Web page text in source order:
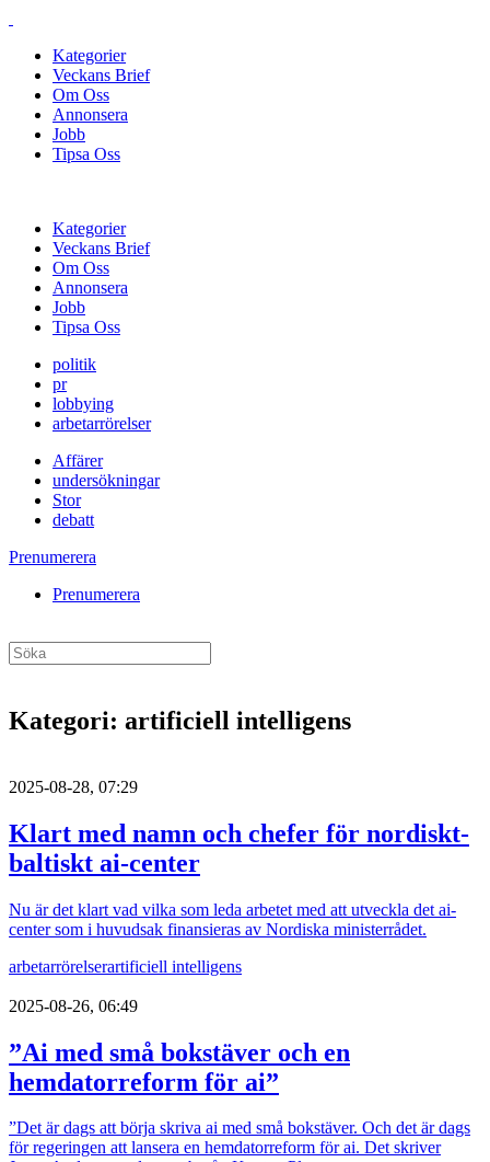
Kategorier
Veckans Brief
Om Oss
Annonsera
Jobb
Tipsa Oss
Kategorier
Veckans Brief
Om Oss
Annonsera
Jobb
Tipsa Oss
politik
pr
lobbying
arbetarrörelser
Affärer
undersökningar
Stor
debatt
Prenumerera
Prenumerera
Kategori: artificiell intelligens
2025-08-28, 07:29
Klart med namn och chefer för nordiskt-
baltiskt ai-center
Nu är det klart vad vilka som leda arbetet med att utveckla det ai-
center som i huvudsak finansieras av Nordiska ministerrådet.
arbetarrörelserartificiell intelligens
2025-08-26, 06:49
”Ai med små bokstäver och en
hemdatorreform för ai”
”Det är dags att börja skriva ai med små bokstäver. Och det är dags
för regeringen att lansera en hemdatorreform för ai. Det skriver